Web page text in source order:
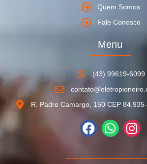
Quem Somos
Fale Conosco
Menu
(43) 99619-6099
R. Padre Camargo, 150 CEP